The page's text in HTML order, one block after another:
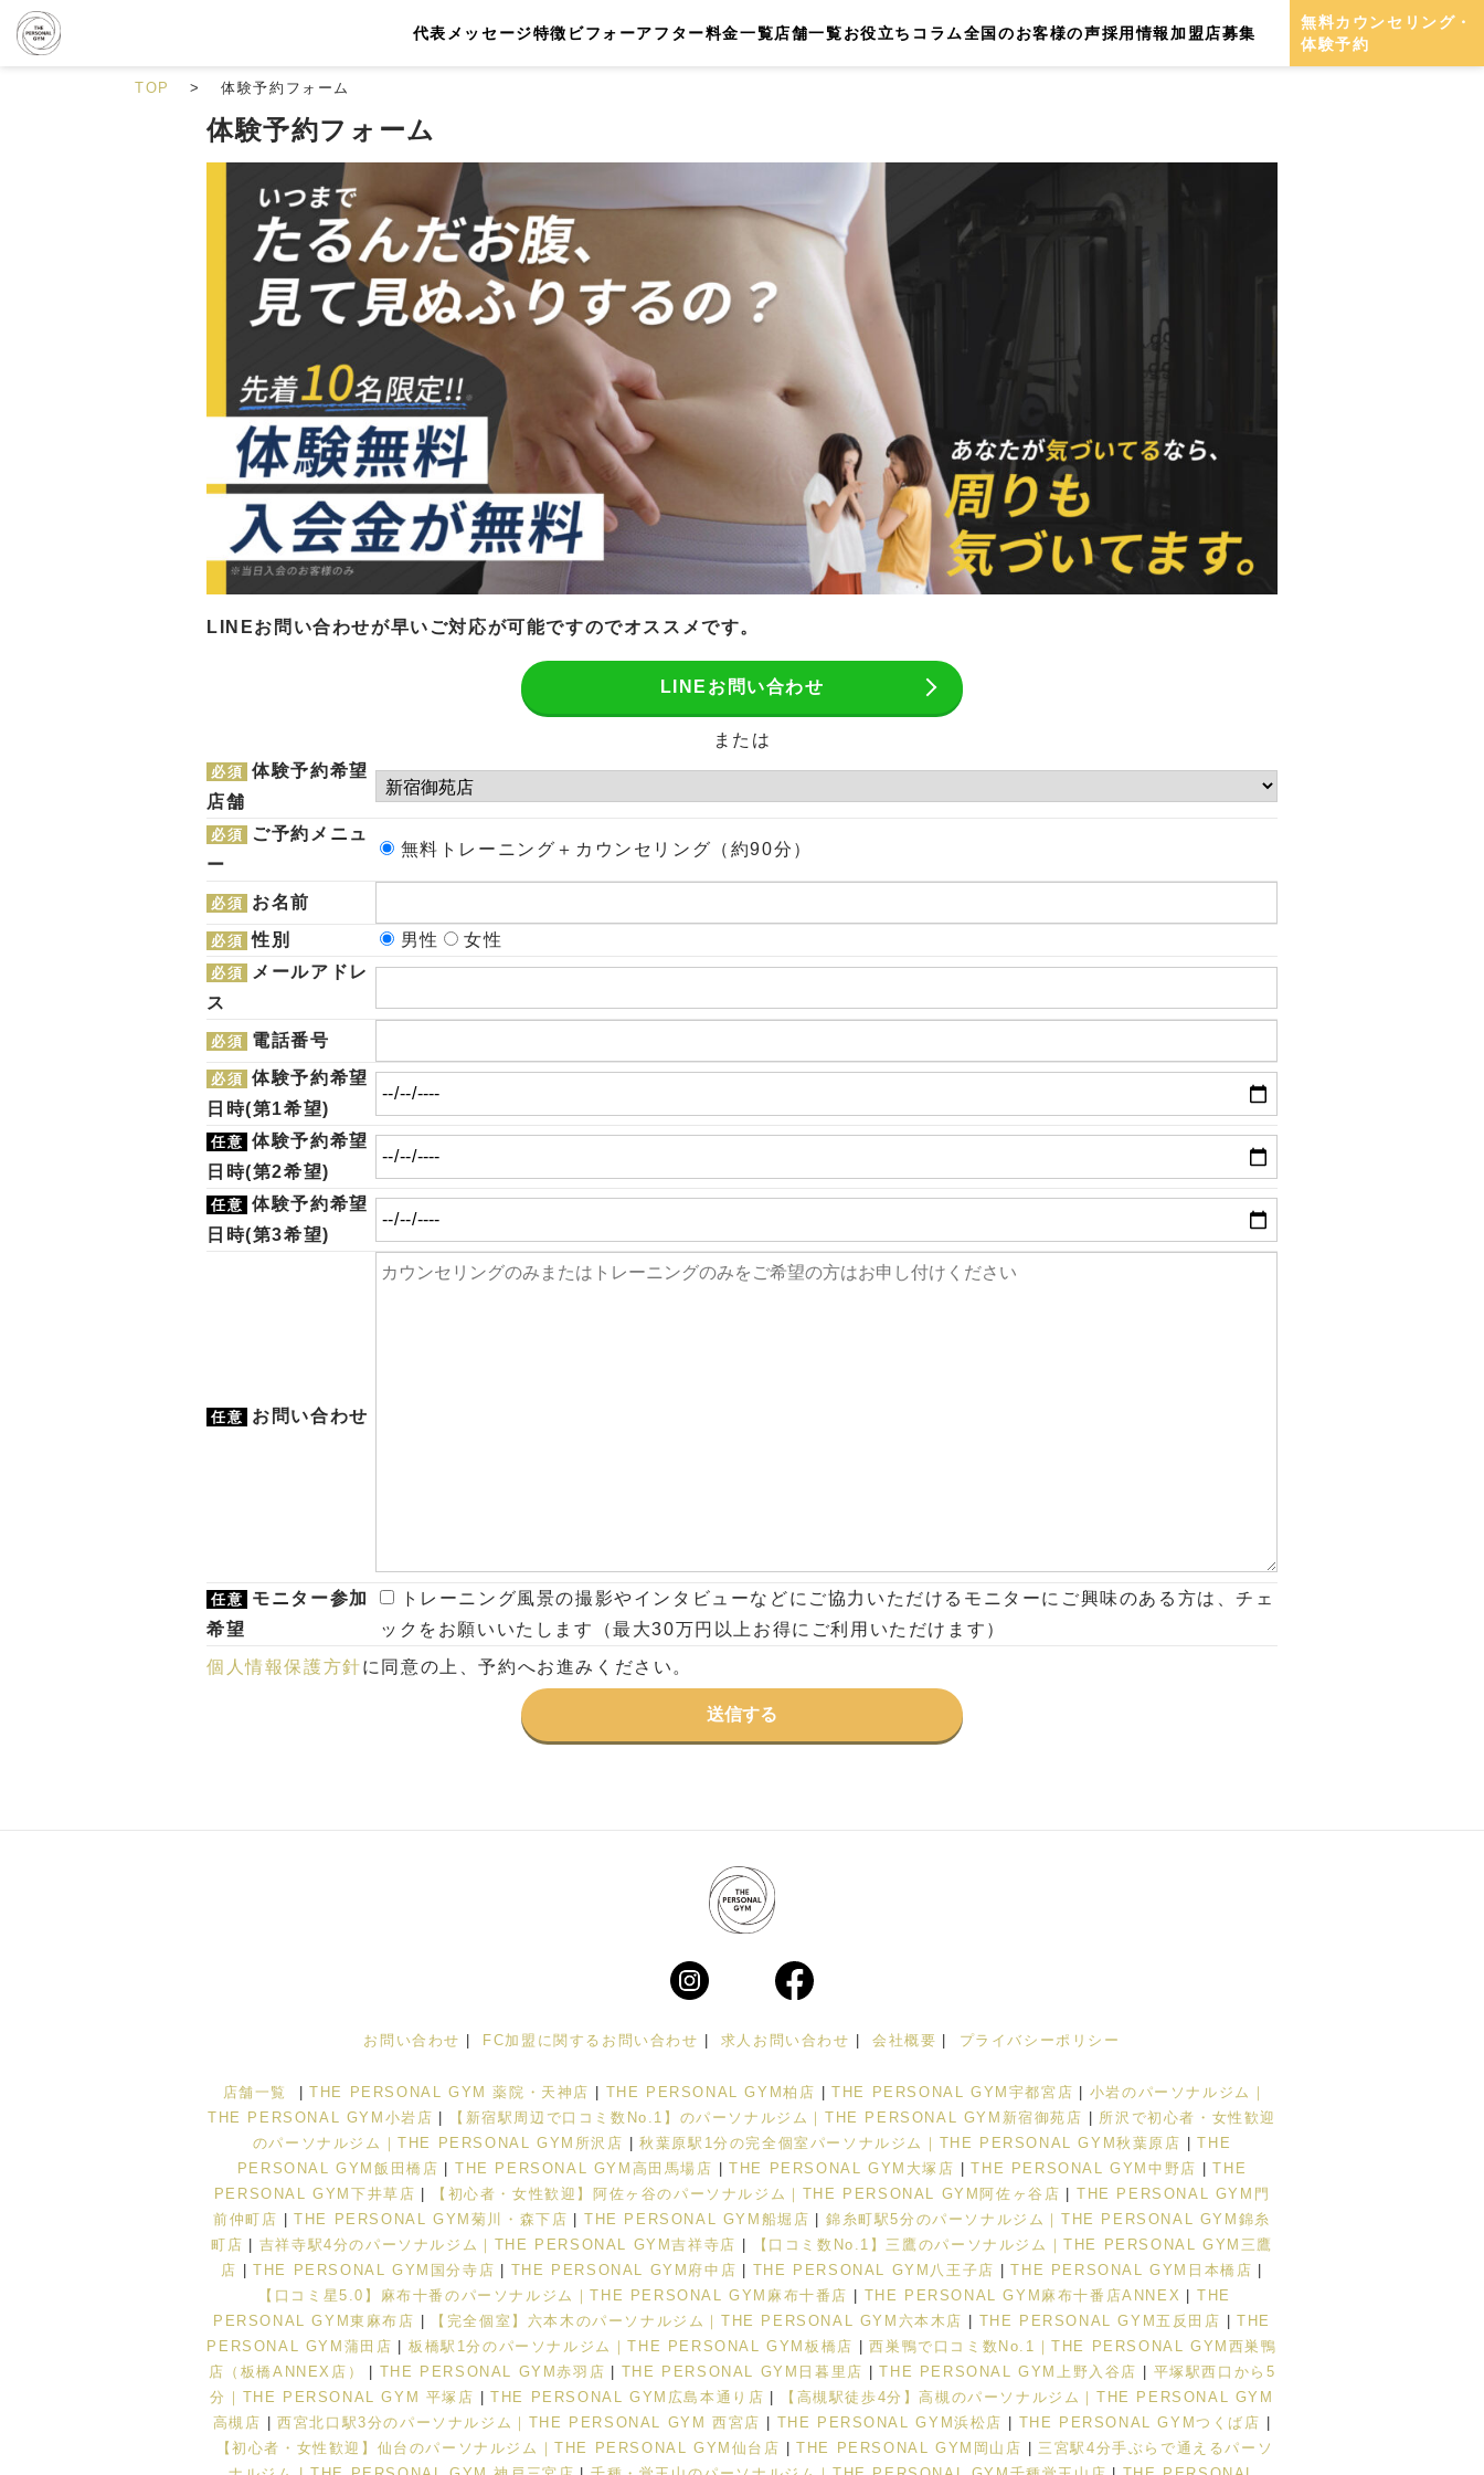
代表メッセージ特徴 ビフォーアフター料金一覧店舗一覧お役立ちコラム全国のお客様の声採用情報 加盟店募集
無料カウンセリング・
体験予約
TOP 体験予約フォーム
体験予約フォーム
LINEお問い合わせが早いご対応が可能ですのでオススメです。
LINEお問い合わせ
または
必須
体験予約希望
店舗
必須
ご予約メニュ
ー
無料トレーニング＋カウンセリング（約90分）
必須 お名前
必須 性別 男性 女性
必須
メールアドレ
ス
必須 電話番号
必須
体験予約希望
日時(第1希望)
任意
体験予約希望
日時(第2希望)
任意
体験予約希望
日時(第3希望)
任意 お問い合わせ
任意
モニター参加
希望
トレーニング風景の撮影やインタビューなどにご協力いただけるモニターにご興味のある方は、チェ
ックをお願いいたします（最大30万円以上お得にご利用いただけます）
個人情報保護方針に同意の上、予約へお進みください。
お問い合わせ FC加盟に関するお問い合わせ 求人お問い合わせ 会社概要 プライバシーポリシー
店舗一覧 THE PERSONAL GYM 薬院・天神店 THE PERSONAL GYM柏店 THE PERSONAL GYM宇都宮店
小岩のパーソナルジム｜
THE PERSONAL GYM小岩店
【新宿駅周辺で口コミ数No.1】のパーソナルジム｜THE PERSONAL GYM新宿御苑店
所沢で初心者・女性歓迎
のパーソナルジム｜THE PERSONAL GYM所沢店
秋葉原駅1分の完全個室パーソナルジム｜THE PERSONAL GYM秋葉原店
THE
PERSONAL GYM飯田橋店
THE PERSONAL GYM高田馬場店 THE PERSONAL GYM大塚店 THE PERSONAL GYM中野店
THE
PERSONAL GYM下井草店
【初心者・女性歓迎】阿佐ヶ谷のパーソナルジム｜THE PERSONAL GYM阿佐ヶ谷店
THE PERSONAL GYM門
前仲町店
THE PERSONAL GYM菊川・森下店 THE PERSONAL GYM船堀店
錦糸町駅5分のパーソナルジム｜THE PERSONAL GYM錦糸
町店
吉祥寺駅4分のパーソナルジム｜THE PERSONAL GYM吉祥寺店
【口コミ数No.1】三鷹のパーソナルジム｜THE PERSONAL GYM三鷹
店
THE PERSONAL GYM国分寺店 THE PERSONAL GYM府中店 THE PERSONAL GYM八王子店 THE PERSONAL GYM日本橋店
【口コミ星5.0】麻布十番のパーソナルジム｜THE PERSONAL GYM麻布十番店
THE PERSONAL GYM麻布十番店ANNEX
THE
PERSONAL GYM東麻布店
【完全個室】六本木のパーソナルジム｜THE PERSONAL GYM六本木店 THE PERSONAL GYM五反田店
THE
PERSONAL GYM蒲田店
板橋駅1分のパーソナルジム｜THE PERSONAL GYM板橋店
西巣鴨で口コミ数No.1｜THE PERSONAL GYM西巣鴨
店（板橋ANNEX店）
THE PERSONAL GYM赤羽店 THE PERSONAL GYM日暮里店 THE PERSONAL GYM上野入谷店
平塚駅西口から5
分｜THE PERSONAL GYM 平塚店
THE PERSONAL GYM広島本通り店
【高槻駅徒歩4分】高槻のパーソナルジム｜THE PERSONAL GYM
高槻店
西宮北口駅3分のパーソナルジム｜THE PERSONAL GYM 西宮店 THE PERSONAL GYM浜松店 THE PERSONAL GYMつくば店
【初心者・女性歓迎】仙台のパーソナルジム｜THE PERSONAL GYM仙台店
THE PERSONAL GYM岡山店
三宮駅4分手ぶらで通えるパーソ